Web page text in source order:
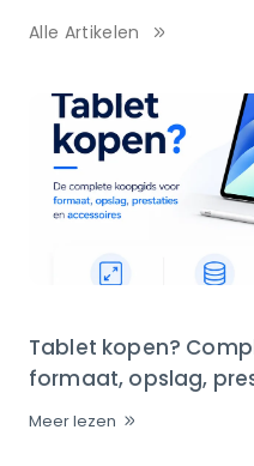
Alle Artikelen
Tablet kopen?
formaat, opslag,
Meer lezen